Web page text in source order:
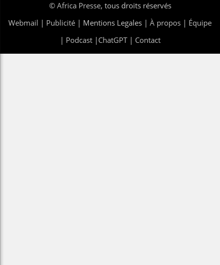
© Africa Presse, tous droits réservés
Webmail | Publicité | Mentions Legales | À propos | Équipe
| Podcast| ChatGPT| Contact